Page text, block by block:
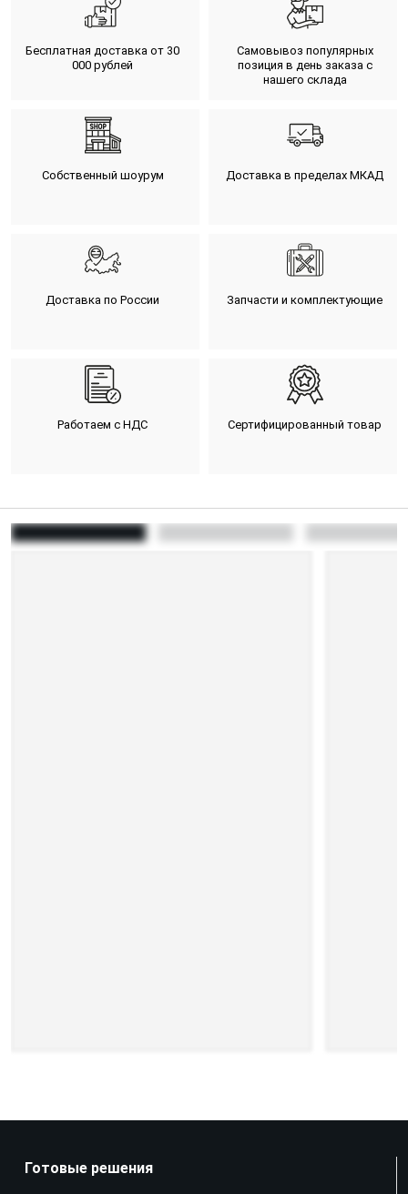
Бесплатная доставка от 30
000 рублей
Самовывоз популярных
позиция в день заказа с
нашего склада
Собственный шоурум Доставка в пределах МКАД
Доставка по России Запчасти и комплектующие
Работаем с НДС Сертифицированный товар
Готовые решения